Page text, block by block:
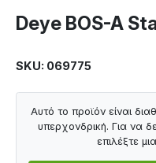
Deye BOS-A
SKU: 069775
Αυτό το προϊόν είναι
υπερχονδρική. Για να
επιλέξτε